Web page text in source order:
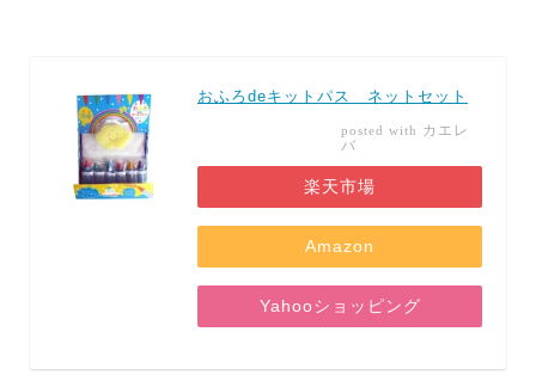
おふろdeキットパス ネットセット
posted with カエレ
バ
楽天市場
Amazon
Yahooショッピング